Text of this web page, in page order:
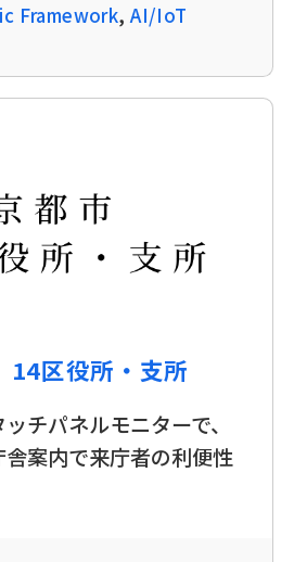
Framework,AI/IoT
区役所・支所
チパネルモニターで、
案内で来庁者の利便性